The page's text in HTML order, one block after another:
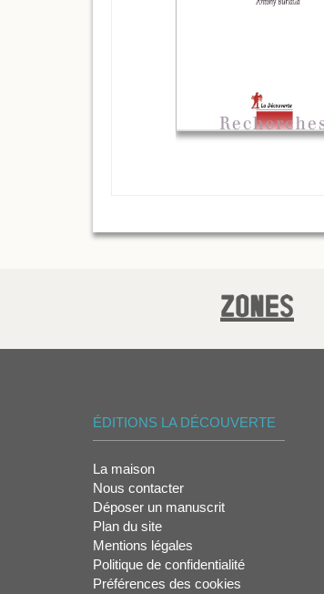
ÉDITIONS LA DÉCOUVERTE
La maison
Nous contacter
Déposer un manuscrit
Plan du site
Mentions légales
Politique de confidentialité
Préférences des cookies